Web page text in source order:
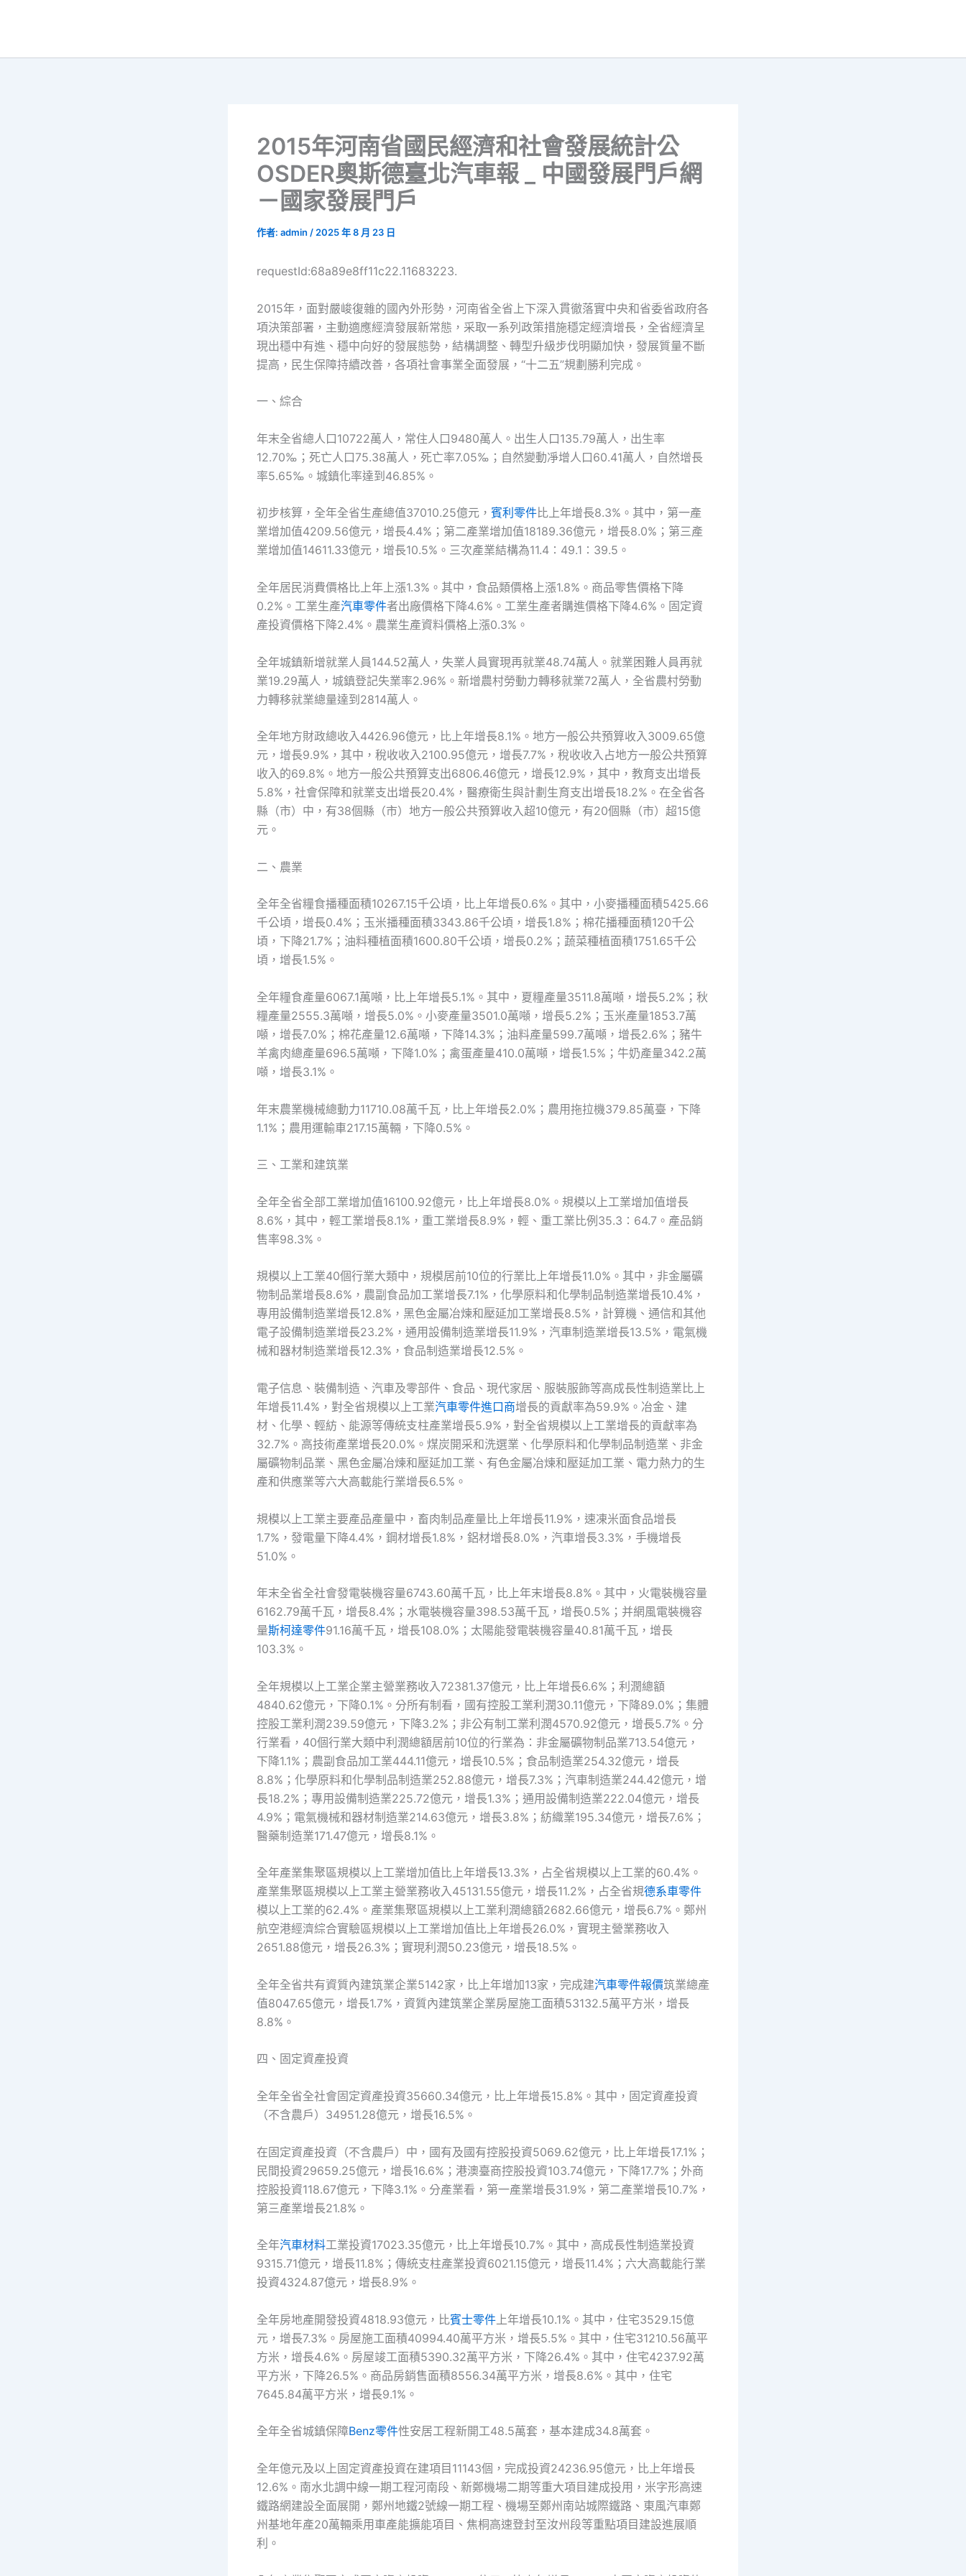
2015年河南省國民經濟和社會發展統計公
OSDER奧斯德臺北汽車報 _ 中國發展門戶網
－國家發展門戶
作者: admin / 2025 年 8 月 23 日
requestId:68a89e8ff11c22.11683223.
2015年，面對嚴峻復雜的國內外形勢，河南省全省上下深入貫徹落實中央和省委省政府各
項決策部署，主動適應經濟發展新常態，采取一系列政策措施穩定經濟增長，全省經濟呈
現出穩中有進、穩中向好的發展態勢，結構調整、轉型升級步伐明顯加快，發展質量不斷
提高，民生保障持續改善，各項社會事業全面發展，“十二五”規劃勝利完成。
一、綜合
年末全省總人口10722萬人，常住人口9480萬人。出生人口135.79萬人，出生率
12.70‰；死亡人口75.38萬人，死亡率7.05‰；自然變動凈增人口60.41萬人，自然增長
率5.65‰。城鎮化率達到46.85%。
初步核算，全年全省生產總值37010.25億元， 賓利零件比上年增長8.3%。其中，第一產
業增加值4209.56億元，增長4.4%；第二產業增加值18189.36億元，增長8.0%；第三產
業增加值14611.33億元，增長10.5%。三次產業結構為11.4∶49.1∶39.5。
全年居民消費價格比上年上漲1.3%。其中，食品類價格上漲1.8%。商品零售價格下降
0.2%。工業生產汽車零件者出廠價格下降4.6%。工業生產者購進價格下降4.6%。固定資
產投資價格下降2.4%。農業生產資料價格上漲0.3%。
全年城鎮新增就業人員144.52萬人，失業人員實現再就業48.74萬人。就業困難人員再就
業19.29萬人，城鎮登記失業率2.96%。新增農村勞動力轉移就業72萬人，全省農村勞動
力轉移就業總量達到2814萬人。
全年地方財政總收入4426.96億元，比上年增長8.1%。地方一般公共預算收入3009.65億
元，增長9.9%，其中，稅收收入2100.95億元，增長7.7%，稅收收入占地方一般公共預算
收入的69.8%。地方一般公共預算支出6806.46億元，增長12.9%，其中，教育支出增長
5.8%，社會保障和就業支出增長20.4%，醫療衛生與計劃生育支出增長18.2%。在全省各
縣（市）中，有38個縣（市）地方一般公共預算收入超10億元，有20個縣（市）超15億
元。
二、農業
全年全省糧食播種面積10267.15千公頃，比上年增長0.6%。其中，小麥播種面積5425.66
千公頃，增長0.4%；玉米播種面積3343.86千公頃，增長1.8%；棉花播種面積120千公
頃，下降21.7%；油料種植面積1600.80千公頃，增長0.2%；蔬菜種植面積1751.65千公
頃，增長1.5%。
全年糧食產量6067.1萬噸，比上年增長5.1%。其中，夏糧產量3511.8萬噸，增長5.2%；秋
糧產量2555.3萬噸，增長5.0%。小麥產量3501.0萬噸，增長5.2%；玉米產量1853.7萬
噸，增長7.0%；棉花產量12.6萬噸，下降14.3%；油料產量599.7萬噸，增長2.6%；豬牛
羊禽肉總產量696.5萬噸，下降1.0%；禽蛋產量410.0萬噸，增長1.5%；牛奶產量342.2萬
噸，增長3.1%。
年末農業機械總動力11710.08萬千瓦，比上年增長2.0%；農用拖拉機379.85萬臺，下降
1.1%；農用運輸車217.15萬輛，下降0.5%。
三、工業和建筑業
全年全省全部工業增加值16100.92億元，比上年增長8.0%。規模以上工業增加值增長
8.6%，其中，輕工業增長8.1%，重工業增長8.9%，輕、重工業比例35.3∶64.7。產品銷
售率98.3%。
規模以上工業40個行業大類中，規模居前10位的行業比上年增長11.0%。其中，非金屬礦
物制品業增長8.6%，農副食品加工業增長7.1%，化學原料和化學制品制造業增長10.4%，
專用設備制造業增長12.8%，黑色金屬冶煉和壓延加工業增長8.5%，計算機、通信和其他
電子設備制造業增長23.2%，通用設備制造業增長11.9%，汽車制造業增長13.5%，電氣機
械和器材制造業增長12.3%，食品制造業增長12.5%。
電子信息、裝備制造、汽車及零部件、食品、現代家居、服裝服飾等高成長性制造業比上
年增長11.4%，對全省規模以上工業汽車零件進口商增長的貢獻率為59.9%。冶金、建
材、化學、輕紡、能源等傳統支柱產業增長5.9%，對全省規模以上工業增長的貢獻率為
32.7%。高技術產業增長20.0%。煤炭開采和洗選業、化學原料和化學制品制造業、非金
屬礦物制品業、黑色金屬冶煉和壓延加工業、有色金屬冶煉和壓延加工業、電力熱力的生
產和供應業等六大高載能行業增長6.5%。
規模以上工業主要產品產量中，畜肉制品產量比上年增長11.9%，速凍米面食品增長
1.7%，發電量下降4.4%，鋼材增長1.8%，鋁材增長8.0%，汽車增長3.3%，手機增長
51.0%。
年末全省全社會發電裝機容量6743.60萬千瓦，比上年末增長8.8%。其中，火電裝機容量
6162.79萬千瓦，增長8.4%；水電裝機容量398.53萬千瓦，增長0.5%；并網風電裝機容
量斯柯達零件91.16萬千瓦，增長108.0%；太陽能發電裝機容量40.81萬千瓦，增長
103.3%。
全年規模以上工業企業主營業務收入72381.37億元，比上年增長6.6%；利潤總額
4840.62億元，下降0.1%。分所有制看，國有控股工業利潤30.11億元，下降89.0%；集體
控股工業利潤239.59億元，下降3.2%；非公有制工業利潤4570.92億元，增長5.7%。分
行業看，40個行業大類中利潤總額居前10位的行業為：非金屬礦物制品業713.54億元，
下降1.1%；農副食品加工業444.11億元，增長10.5%；食品制造業254.32億元，增長
8.8%；化學原料和化學制品制造業252.88億元，增長7.3%；汽車制造業244.42億元，增
長18.2%；專用設備制造業225.72億元，增長1.3%；通用設備制造業222.04億元，增長
4.9%；電氣機械和器材制造業214.63億元，增長3.8%；紡織業195.34億元，增長7.6%；
醫藥制造業171.47億元，增長8.1%。
全年產業集聚區規模以上工業增加值比上年增長13.3%，占全省規模以上工業的60.4%。
產業集聚區規模以上工業主營業務收入45131.55億元，增長11.2%，占全省規德系車零件
模以上工業的62.4%。產業集聚區規模以上工業利潤總額2682.66億元，增長6.7%。鄭州
航空港經濟綜合實驗區規模以上工業增加值比上年增長26.0%，實現主營業務收入
2651.88億元，增長26.3%；實現利潤50.23億元，增長18.5%。
全年全省共有資質內建筑業企業5142家，比上年增加13家，完成建汽車零件報價筑業總產
值8047.65億元，增長1.7%，資質內建筑業企業房屋施工面積53132.5萬平方米，增長
8.8%。
四、固定資產投資
全年全省全社會固定資產投資35660.34億元，比上年增長15.8%。其中，固定資產投資
（不含農戶）34951.28億元，增長16.5%。
在固定資產投資（不含農戶）中，國有及國有控股投資5069.62億元，比上年增長17.1%；
民間投資29659.25億元，增長16.6%；港澳臺商控股投資103.74億元，下降17.7%；外商
控股投資118.67億元，下降3.1%。分產業看，第一產業增長31.9%，第二產業增長10.7%，
第三產業增長21.8%。
全年汽車材料工業投資17023.35億元，比上年增長10.7%。其中，高成長性制造業投資
9315.71億元，增長11.8%；傳統支柱產業投資6021.15億元，增長11.4%；六大高載能行業
投資4324.87億元，增長8.9%。
全年房地產開發投資4818.93億元，比賓士零件 上年增長10.1%。其中，住宅3529.15億
元，增長7.3%。房屋施工面積40994.40萬平方米，增長5.5%。其中，住宅31210.56萬平
方米，增長4.6%。房屋竣工面積5390.32萬平方米，下降26.4%。其中，住宅4237.92萬
平方米，下降26.5%。商品房銷售面積8556.34萬平方米，增長8.6%。其中，住宅
7645.84萬平方米，增長9.1%。
全年全省城鎮保障Benz零件性安居工程新開工48.5萬套，基本建成34.8萬套。
全年億元及以上固定資產投資在建項目11143個，完成投資24236.95億元，比上年增長
12.6%。南水北調中線一期工程河南段、新鄭機場二期等重大項目建成投用，米字形高速
鐵路網建設全面展開，鄭州地鐵2號線一期工程、機場至鄭州南站城際鐵路、東風汽車鄭
州基地年產20萬輛乘用車產能擴能項目、焦桐高速登封至汝州段等重點項目建設進展順
利。